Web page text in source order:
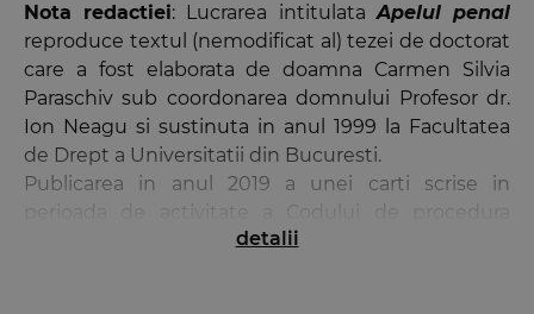
Nota redactiei: Lucrarea intitulataApelul penal
reproduce textul (nemodificat al) tezei de doctorat
care a fost elaborata de doamna Carmen Silvia
Paraschiv sub coordonarea domnului Profesor dr.
Ion Neagu si sustinuta in anul 1999 la Facultatea
de Drept a Universitatii din Bucuresti.
Publicarea in anul 2019 a unei carti scrise in
perioada de activitate a Codului de procedura
penala din 1968 se face in indeplinirea criteriului C1
detalii